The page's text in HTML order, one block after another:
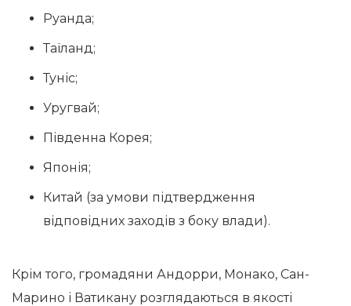
Руанда;
Таїланд;
Туніс;
Уругвай;
Південна Корея;
Японія;
Китай (за умови підтвердження
відповідних заходів з боку влади).
Крім того, громадяни Андорри, Монако, Сан-
Марино і Ватикану розглядаються в якості